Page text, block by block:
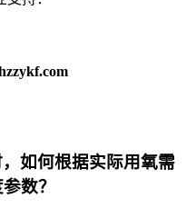
如何根据实际用氧需
数？